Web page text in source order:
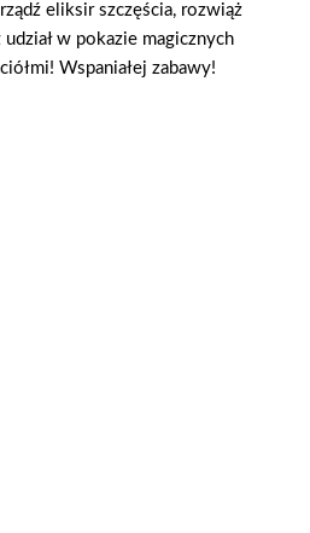
eliksir szczęścia, rozwiąż
w pokazie magicznych
Wspaniałej zabawy!